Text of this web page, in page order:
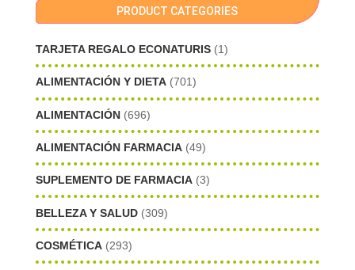
PRODUCT CATEGORIES
TARJETA REGALO ECONATURIS (1)
ALIMENTACIÓN Y DIETA (701)
ALIMENTACIÓN (696)
ALIMENTACIÓN FARMACIA (49)
SUPLEMENTO DE FARMACIA (3)
BELLEZA Y SALUD (309)
COSMÉTICA (293)